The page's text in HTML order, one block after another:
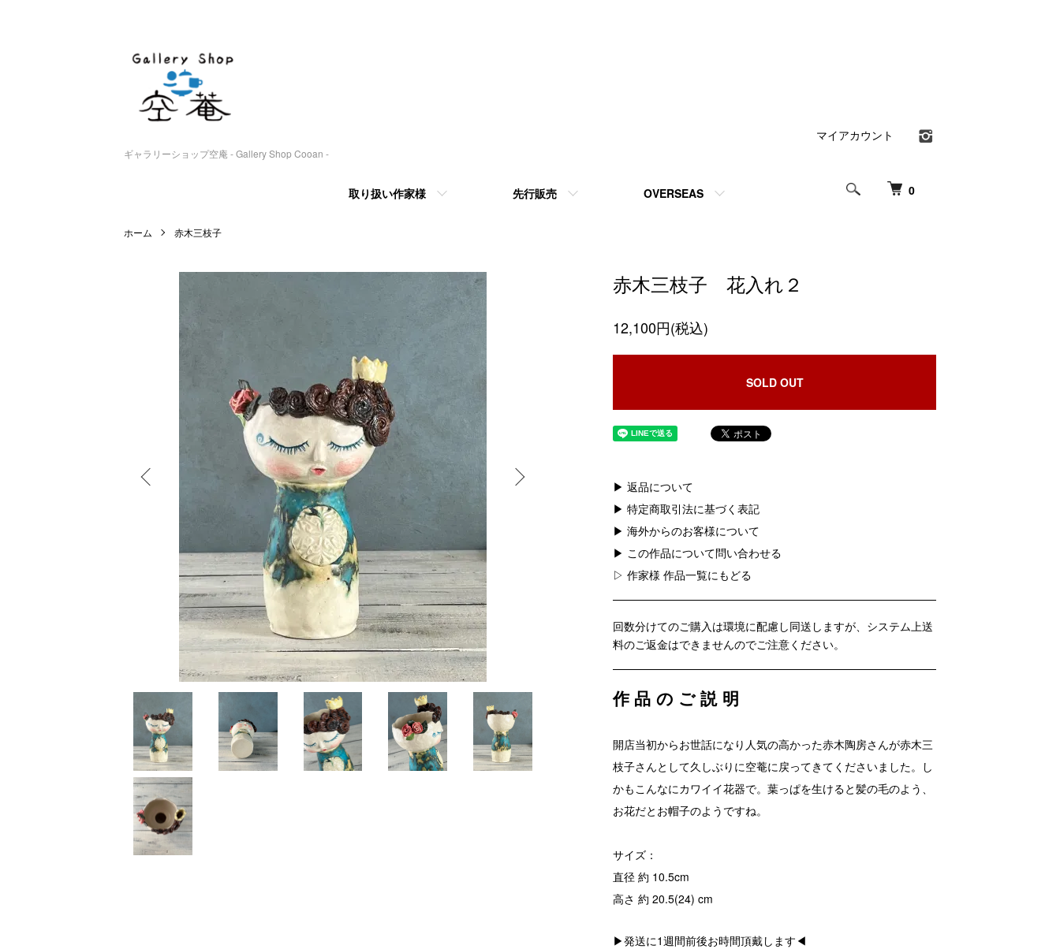
ギャラリーショップ空庵 - Gallery Shop Cooan -
0
取り扱い作家様 先行販売 OVERSEAS
マイアカウント
ホーム 赤木三枝子
赤木三枝子 花入れ２
12,100円(税込)
SOLD OUT
▶ 返品について
▶ 特定商取引法に基づく表記
▶ 海外からのお客様について
▶ この作品について問い合わせる
▷ 作家様 作品一覧にもどる
回数分けてのご購入は環境に配慮し同送しますが、システム上送
料のご返金はできませんのでご注意ください。
作品のご説明
開店当初からお世話になり人気の高かった赤木陶房さんが赤木三
枝子さんとして久しぶりに空菴に戻ってきてくださいました。し
かもこんなにカワイイ花器で。葉っぱを生けると髪の毛のよう、
お花だとお帽子のようですね。
サイズ：
直径 約 10.5cm
高さ 約 20.5(24) cm
▶発送に1週間前後お時間頂戴します◀